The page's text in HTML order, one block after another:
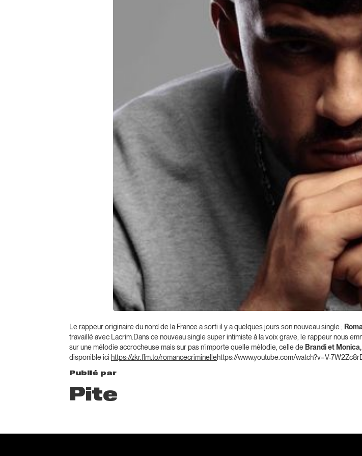
Le rappeur originaire du nord de la France a sorti il y a quelques jours son nouveau single ;
travaillé avec Lacrim.Dans ce nouveau single super intimiste à la voix grave, le rappeur nous
sur une mélodie accrocheuse mais sur pas n’importe quelle mélodie, celle de Brandi et
disponible ici https://zkr.ffm.to/romancecriminellehttps://www.youtube.com/watch?v=V-
Publié par
Pite